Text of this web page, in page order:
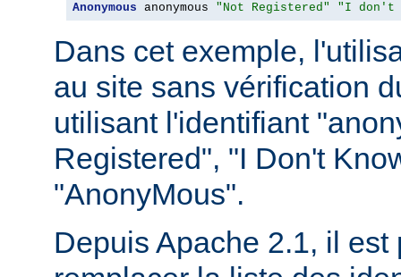
Anonymous anonymous "Not Registered" "I don't
Dans cet exemple,
au site sans vérification
utilisant l'identifiant
Registered", "I Don't
"AnonyMous".
Depuis Apache 2.1, il est